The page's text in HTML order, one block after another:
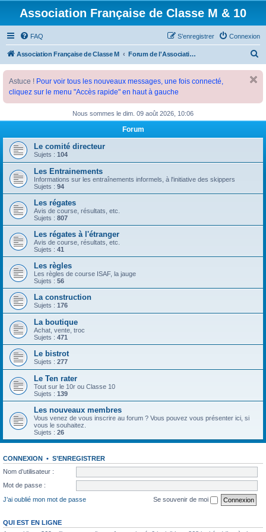
Association Française de Classe M & 10
FAQ Connexion
S’enregistrer
Association Française de Classe M Forum de l'Association Française de Classe M
c
Astuce ! Pour voir tous les nouveaux messages, une fois connecté,
cliquez sur le menu "Accès rapide" en haut à gauche
Nous sommes le dim. 09 août 2026, 10:06
Forum
Le comité directeur
Sujets : 104
Les Entrainements
Informations sur les entraînements informels, à l'initiative des skippers
Sujets : 94
Les régates
Avis de course, résultats, etc.
Sujets : 807
Les régates à l'étranger
Avis de course, résultats, etc.
Sujets : 41
Les règles
Les règles de course ISAF, la jauge
Sujets : 56
La construction
Sujets : 176
La boutique
Achat, vente, troc
Sujets : 471
Le bistrot
Sujets : 277
Le Ten rater
Tout sur le 10r ou Classe 10
Sujets : 139
Les nouveaux membres
Vous venez de vous inscrire au forum ? Vous pouvez vous présenter ici, si
vous le souhaitez.
Sujets : 26
CONNEXION • S’ENREGISTRER
Nom d’utilisateur :
Mot de passe :
J’ai oublié mon mot de passe
Se souvenir de moi
QUI EST EN LIGNE